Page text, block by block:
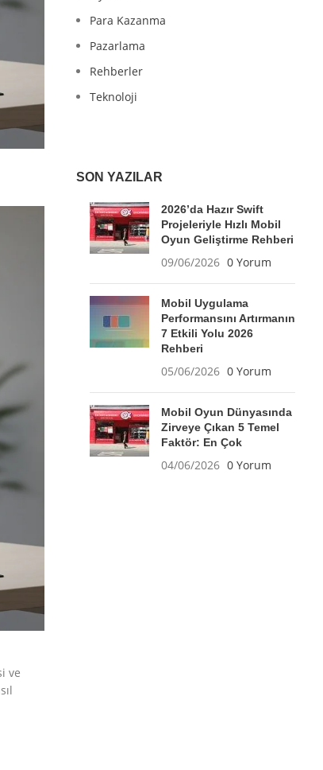
ve
Para Kazanma
Pazarlama
Rehberler
Teknoloji
SON YAZILAR
2026’da Hazır Swift
Projeleriyle Hızlı Mobil
Oyun Geliştirme Rehberi
09/06/2026 0 Yorum
Mobil Uygulama
Performansını Artırmanın
7 Etkili Yolu 2026
Rehberi
05/06/2026 0 Yorum
Mobil Oyun Dünyasında
Zirveye Çıkan 5 Temel
Faktör: En Çok
04/06/2026 0 Yorum